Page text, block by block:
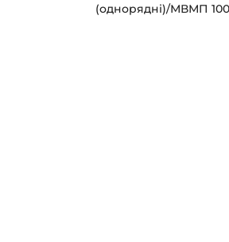
(однорядні)/МВМП